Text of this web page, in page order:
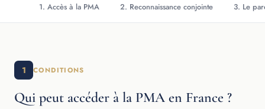
1. Accès à la PMA 2. Reconnaissance conjointe 3. Le
1 CONDITIONS
Qui peut accéder à la PMA en France ?